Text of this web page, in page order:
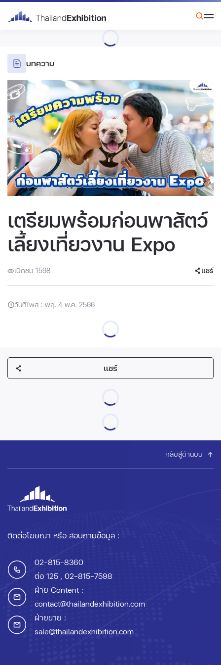
บทความ
เตรียมพร้อมก่อนพาสัตว์
เลี้ยงเที่ยวงาน Expo
เปิดชม 1598 แชร์
วันที่โพส : พฤ. 4 พ.ค. 2566
แชร์
กลับสู่ด้านบน
ติดต่อโฆษณา หรือ สอบถามข้อมูล :
02-815-8360
ต่อ 125 , 02-815-7598
ฝ่าย Content :
contact@thailandexhibition.com
ฝ่ายขาย :
sale@thailandexhibition.com